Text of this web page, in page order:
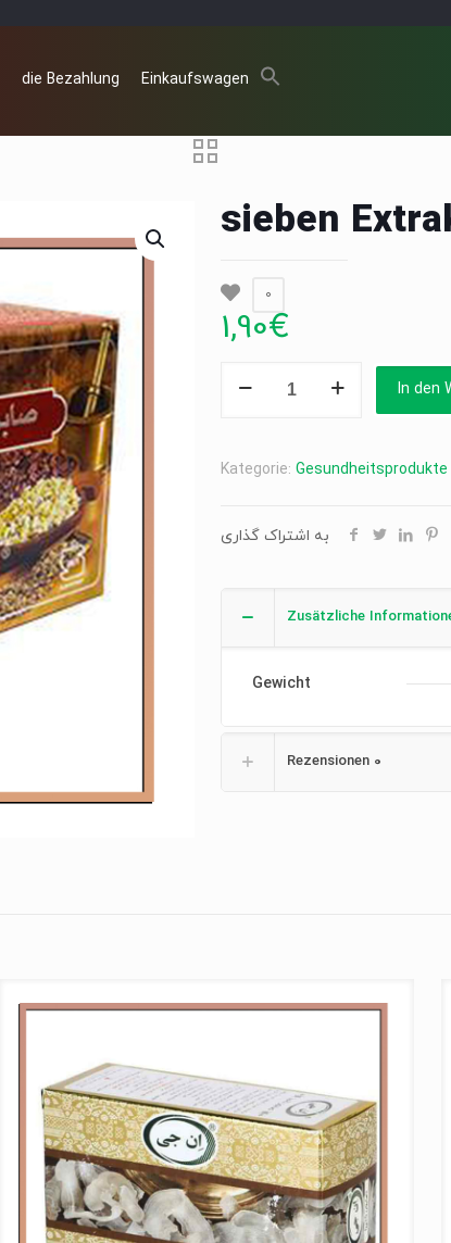
die Bezahlung Einkaufswagen
sieben
0
1,90€
Menge
In den
Kategorie: Gesundheitsprodukte
به اشتراک گذاری
Zusätzliche
Gewicht
Rezensionen 0